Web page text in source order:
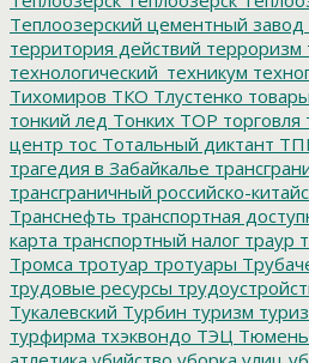
Теплоозерский цементный завод
территория действий терроризм
технологический_техникум
Тихомиров ТКО Тлустенко товары
тонкий лед Тонких ТОР торговля
центр тос Тотальный диктант
трагедия в Забайкалье
трансграничный российско-
Транснефть транспортная
карта транспортный налог траур
Тромса тротуар тротуары
трудовые ресурсы
Тукалевский Турбин туризм
турфирма тхэквондо ТЭЦ Тюмень